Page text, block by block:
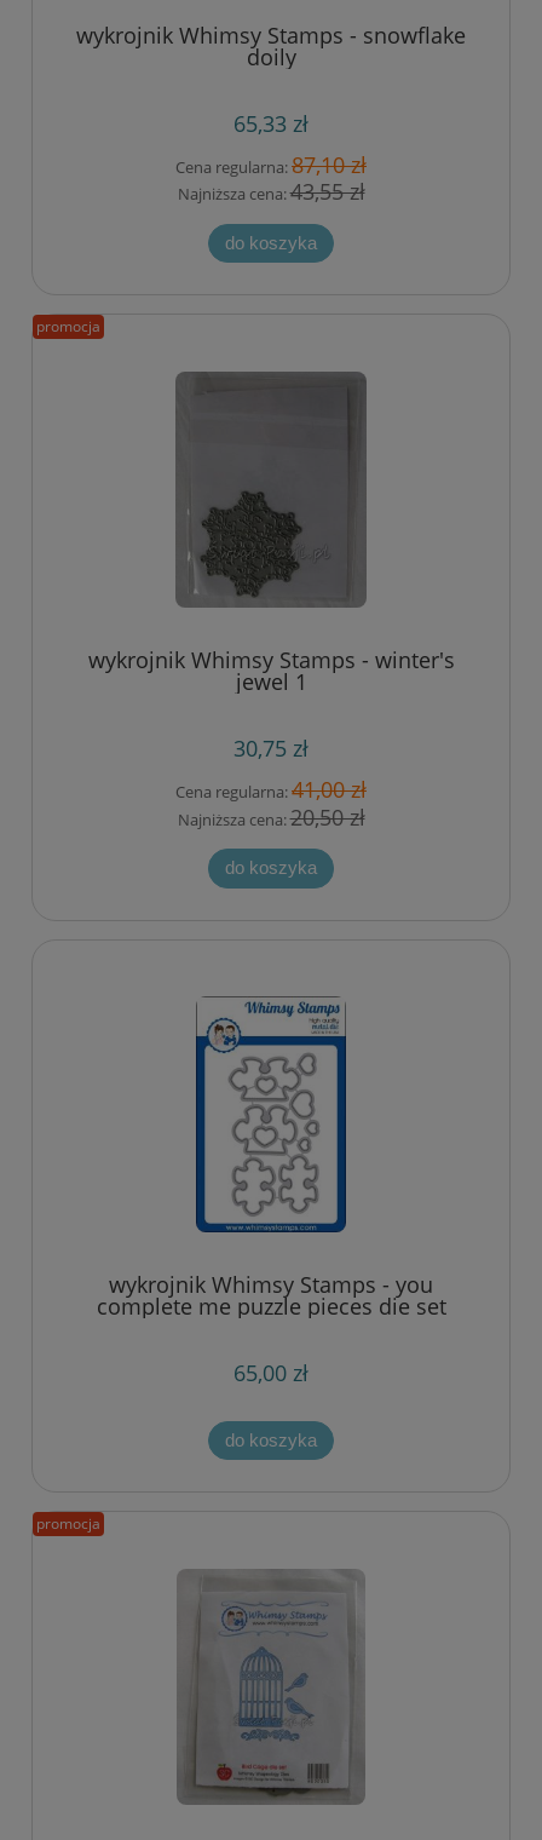
wykrojnik Whimsy Stamps - snowflake
doily
65,33 zł
Cena regularna:87,10 zł
Najniższa cena:43,55 zł
do koszyka
wykrojnik Whimsy Stamps - winter's
jewel 1
30,75 zł
Cena regularna:41,00 zł
Najniższa cena:20,50 zł
do koszyka
promocja
wykrojnik Whimsy Stamps - you
complete me puzzle pieces die set
65,00 zł
do koszyka
promocja